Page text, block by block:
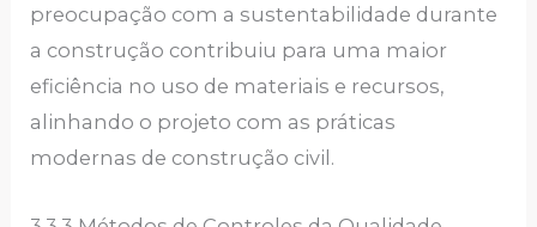
preocupação com a sustentabilidade durante
a construção contribuiu para uma maior
eficiência no uso de materiais e recursos,
alinhando o projeto com as práticas
modernas de construção civil.